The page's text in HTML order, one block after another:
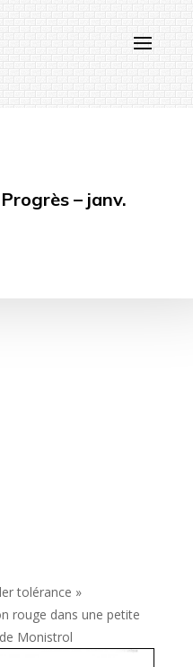
– janv.
tolérance »
rouge dans une petite
Monistrol